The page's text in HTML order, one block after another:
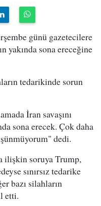
günü gazetecilere
yakında sona ereceğine
tedarikinde sorun
İran savaşını
sona erecek. Çok daha
dedi.
ilişkin soruya Trump,
sınırsız tedarike
bazı silahların
etti.